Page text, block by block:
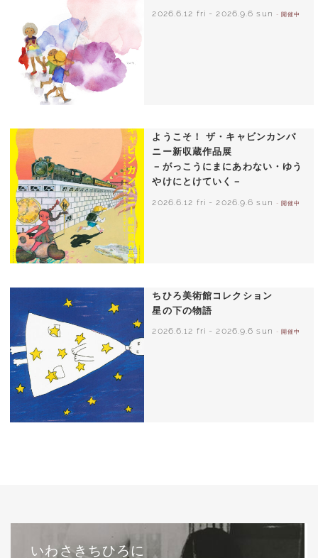
2026.6.12 fri -2026.9.6 sun - 開催中
ようこそ！ ザ・キャビンカンパ
ニー新収蔵作品展
－がっこうにまにあわない・ゆう
やけにとけていく－
2026.6.12 fri - 2026.9.6 sun - 開催中
ちひろ美術館コレクション
星の下の物語
2026.6.12 fri -2026.9.6 sun - 開催中
いわさきちひろに